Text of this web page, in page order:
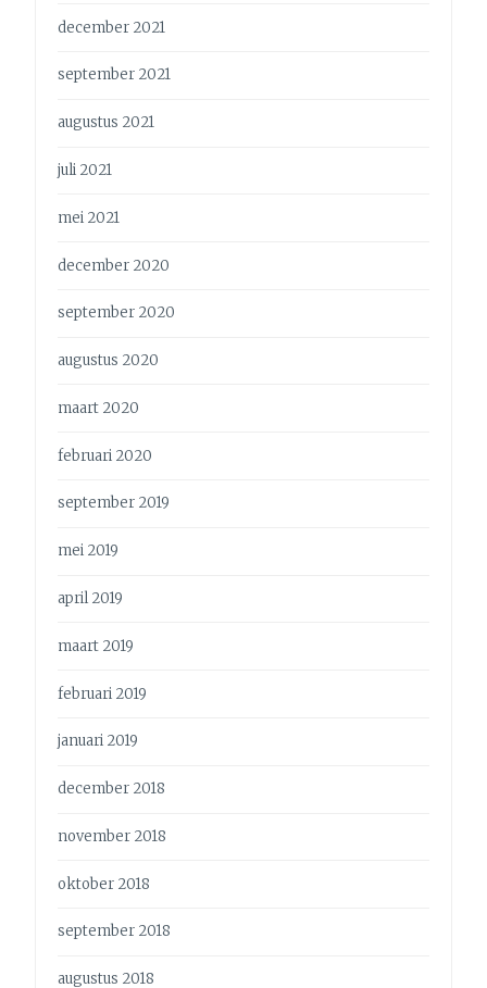
december 2021
september 2021
augustus 2021
juli 2021
mei 2021
december 2020
september 2020
augustus 2020
maart 2020
februari 2020
september 2019
mei 2019
april 2019
maart 2019
februari 2019
januari 2019
december 2018
november 2018
oktober 2018
september 2018
augustus 2018